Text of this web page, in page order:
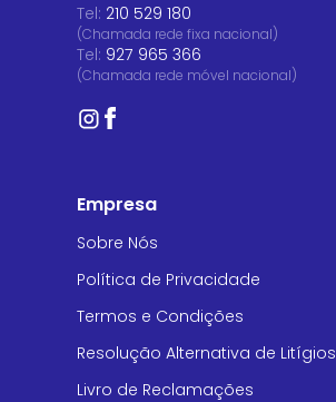
Tel: 210 529 180
(Chamada rede fixa nacional)
Tel: 927 965 366
(Chamada rede móvel nacional)
Empresa
Sobre Nós
Política de Privacidade
Termos e Condições
Resolução Alternativa de Litígios
Livro de Reclamações